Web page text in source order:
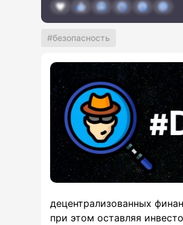
безопасность
децентрализованных
при этом оставляя